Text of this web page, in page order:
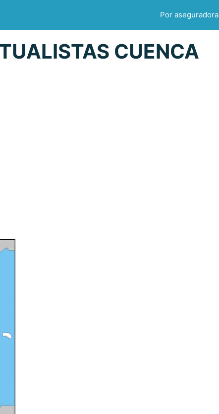
Por aseguradora
CUENCA